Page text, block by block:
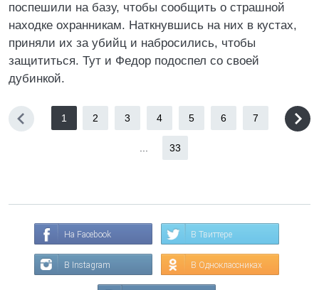
поспешили на базу, чтобы сообщить о страшной
находке охранникам. Наткнувшись на них в кустах,
приняли их за убийц и набросились, чтобы
защититься. Тут и Федор подоспел со своей
дубинкой.
1 2 3 4 5 6 7
33
На Facebook В Твиттере
В Instagram В Одноклассниках